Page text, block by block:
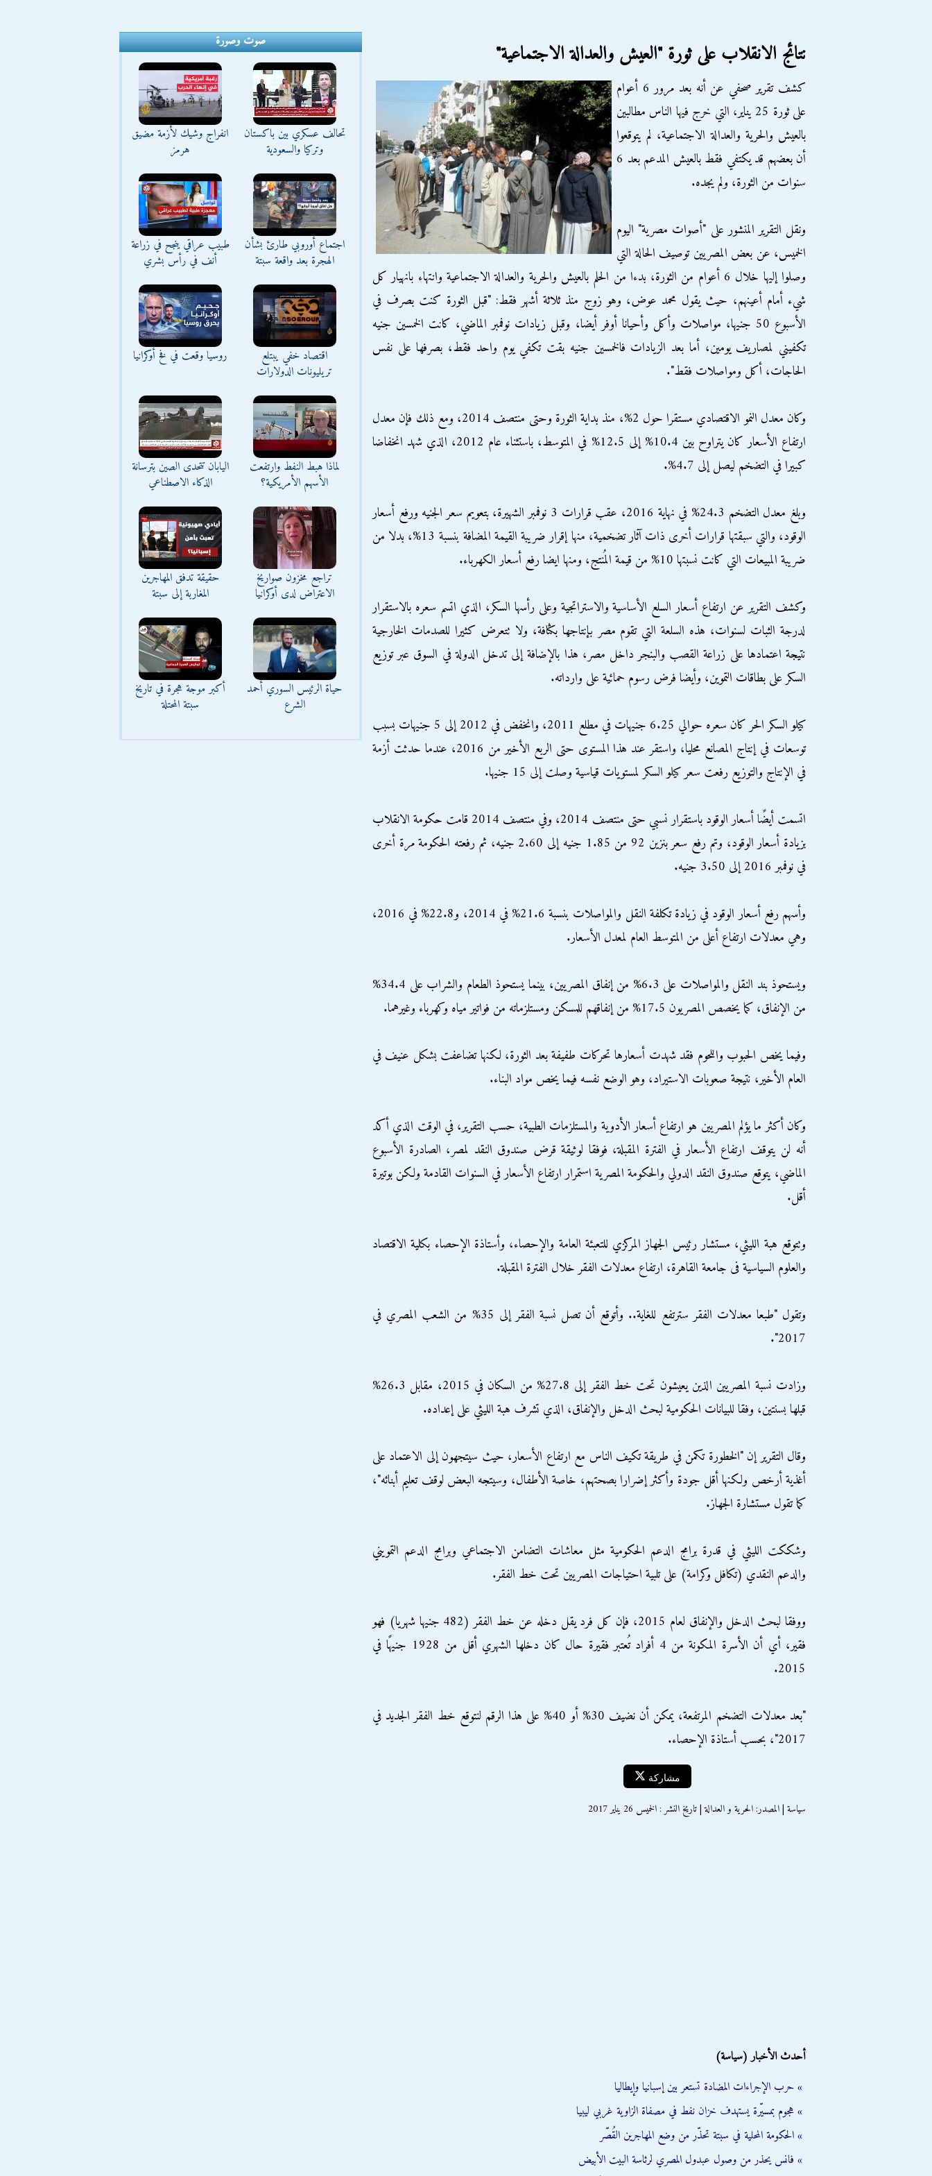
نتائج الانقلاب على ثورة "العيش والعدالة الاجتماعية"
كشف تقرير صحفي عن أنه بعد مرور 6 أعوام
على ثورة 25 يناير، التي خرج فيها الناس مطالبين
بالعيش والحرية والعدالة الاجتماعية، لم يتوقعوا
أن بعضهم قد يكتفي فقط بالعيش المدعم بعد 6
سنوات من الثورة، ولم يجده.
ونقل التقرير المنشور على "أصوات مصرية" اليوم
الخميس، عن بعض المصريين توصيف الحالة التي
وصلوا إليها خلال 6 أعوام من الثورة، بدءا من الحلم بالعيش والحرية والعدالة الاجتماعية وانتهاء بانهيار كل
شيء أمام أعينهم، حيث يقول محمد عوض، وهو زوج منذ ثلاثة أشهر فقط: "قبل الثورة كنت بصرف في
الأسبوع 50 جنيها، مواصلات وأكل وأحيانا أوفر أيضا، وقبل زيادات نوفمبر الماضي، كانت الخمسين جنيه
تكفيني لمصاريف يومين، أما بعد الزيادات فالخمسين جنيه بقت تكفي يوم واحد فقط، بصرفها على نفس
الحاجات، أكل ومواصلات فقط".
وكان معدل النمو الاقتصادي مستقرا حول 2%، منذ بداية الثورة وحتى منتصف 2014، ومع ذلك فإن معدل
ارتفاع الأسعار كان يتراوح بين 10.4% إلى 12.5% في المتوسط، باستثناء عام 2012، الذي شهد انخفاضا
كبيرا في التضخم ليصل إلى 4.7%.
وبلغ معدل التضخم 24.3% في نهاية 2016، عقب قرارات 3 نوفمبر الشهيرة، بتعويم سعر الجنيه ورفع أسعار
الوقود، والتي سبقتها قرارات أخرى ذات آثار تضخمية، منها إقرار ضريبة القيمة المضافة بنسبة 13%، بدلا من
ضريبة المبيعات التي كانت نسبتها 10% من قيمة المُنتج، ومنها ايضا رفع أسعار الكهرباء.
وكشف التقرير عن ارتفاع أسعار السلع الأساسية والاستراتجية وعلى رأسها السكر، الذي اتسم سعره بالاستقرار
لدرجة الثبات لسنوات، هذه السلعة التي تقوم مصر بإنتاجها بكثافة، ولا تتعرض كثيرا للصدمات الخارجية
نتيجة اعتمادها على زراعة القصب والبنجر داخل مصر، هذا بالإضافة إلى تدخل الدولة في السوق عبر توزيع
السكر على بطاقات التموين، وأيضا فرض رسوم حمائية على وارداته.
كيلو السكر الحر كان سعره حوالي 6.25 جنيهات في مطلع 2011، وانخفض في 2012 إلى 5 جنيهات بسبب
توسعات في إنتاج المصانع محليا، واستقر عند هذا المستوى حتى الربع الأخير من 2016، عندما حدثت أزمة
في الإنتاج والتوزيع رفعت سعر كيلو السكر لمستويات قياسية وصلت إلى 15 جنيها.
اتسمت أيضًا أسعار الوقود باستقرار نسبي حتى منتصف 2014، وفي منتصف 2014 قامت حكومة الانقلاب
بزيادة أسعار الوقود، وتم رفع سعر بنزين 92 من 1.85 جنيه إلى 2.60 جنيه، ثم رفعته الحكومة مرة أخرى
في نوفمبر 2016 إلى 3.50 جنيه.
وأسهم رفع أسعار الوقود في زيادة تكلفة النقل والمواصلات بنسبة 21.6% في 2014، و22.8% في 2016،
وهي معدلات ارتفاع أعلى من المتوسط العام لمعدل الأسعار.
ويستحوذ بند النقل والمواصلات على 6.3% من إنفاق المصريين، بينما يستحوذ الطعام والشراب على 34.4%
من الإنفاق، كما يخصص المصريون 17.5% من إنفاقهم للمسكن ومستلزماته من فواتير مياه وكهرباء وغيرهما.
وفيما يخص الحبوب واللحوم فقد شهدت أسعارها تحركات طفيفة بعد الثورة، لكنها تضاعفت بشكل عنيف في
العام الأخير، نتيجة صعوبات الاستيراد، وهو الوضع نفسه فيما يخص مواد البناء.
وكان أكثر ما يؤلم المصريين هو ارتفاع أسعار الأدوية والمستلزمات الطبية، حسب التقرير، في الوقت الذي أكد
أنه لن يتوقف ارتفاع الأسعار في الفترة المقبلة، فوفقا لوثيقة قرض صندوق النقد لمصر، الصادرة الأسبوع
الماضي، يتوقع صندوق النقد الدولي والحكومة المصرية استمرار ارتفاع الأسعار في السنوات القادمة ولكن بوتيرة
أقل.
وتتوقع هبة الليثي، مستشار رئيس الجهاز المركزي للتعبئة العامة والإحصاء، وأستاذة الإحصاء بكلية الاقتصاد
والعلوم السياسية فى جامعة القاهرة، ارتفاع معدلات الفقر خلال الفترة المقبلة.
وتقول "طبعا معدلات الفقر سترتفع للغاية.. وأتوقع أن تصل نسبة الفقر إلى 35% من الشعب المصري في
2017".
وزادت نسبة المصريين الذين يعيشون تحت خط الفقر إلى 27.8% من السكان في 2015، مقابل 26.3%
قبلها بسنتين، وفقا للبيانات الحكومية لبحث الدخل والإنفاق، الذي تشرف هبة الليثي على إعداده.
وقال التقرير إن "الخطورة تكمن في طريقة تكيف الناس مع ارتفاع الأسعار، حيث سيتجهون إلى الاعتماد على
أغذية أرخص ولكنها أقل جودة وأكثر إضرارا بصحتهم، خاصة الأطفال، وسيتجه البعض لوقف تعليم أبنائه"،
كما تقول مستشارة الجهاز.
وشككت الليثي في قدرة برامج الدعم الحكومية مثل معاشات التضامن الاجتماعي وبرامج الدعم التمويني
والدعم النقدي (تكافل وكرامة) على تلبية احتياجات المصريين تحت خط الفقر.
ووفقا لبحث الدخل والإنفاق لعام 2015، فإن كل فرد يقل دخله عن خط الفقر (482 جنيها شهريا) فهو
فقير، أي أن الأسرة المكونة من 4 أفراد تُعتبر فقيرة حال كان دخلها الشهري أقل من 1928 جنيهًا في
2015.
"بعد معدلات التضخم المرتفعة، يمكن أن نضيف 30% أو 40% على هذا الرقم لنتوقع خط الفقر الجديد في
2017"، بحسب أستاذة الإحصاء.
مشاركة
سياسة | المصدر: الحرية و العدالة | تاريخ النشر : الخميس 26 يناير 2017
أحدث الأخبار (سياسة)
» حرب الإجراءات المضادة تستعر بين إسبانيا وإيطاليا
» هجوم بمسيّرة يستهدف خزان نفط في مصفاة الزاوية غربي ليبيا
» الحكومة المحلية في سبتة تحذّر من وضع المهاجرين القُصّر
» فانس يحذر من وصول عبدول المصري لرئاسة البيت الأبيض
صوت وصورة
تحالف عسكري بين باكستان
وتركيا والسعودية
انفراج وشيك لأزمة مضيق
هرمز
اجتماع أوروبي طارئ بشأن
الهجرة بعد واقعة سبتة
طبيب عراقي ينجح في زراعة
أنف في رأس بشري
اقتصاد خفي يبتلع
تريليونات الدولارات
روسيا وقعت في فخ أوكرانيا
لماذا هبط النفط وارتفعت
الأسهم الأمريكية؟
اليابان تتحدى الصين بترسانة
الذكاء الاصطناعي
تراجع مخزون صواريخ
الاعتراض لدى أوكرانيا
حقيقة تدفق المهاجرين
المغاربة إلى سبتة
حياة الرئيس السوري أحمد
الشرع
أكبر موجة هجرة في تاريخ
سبتة المحتلة